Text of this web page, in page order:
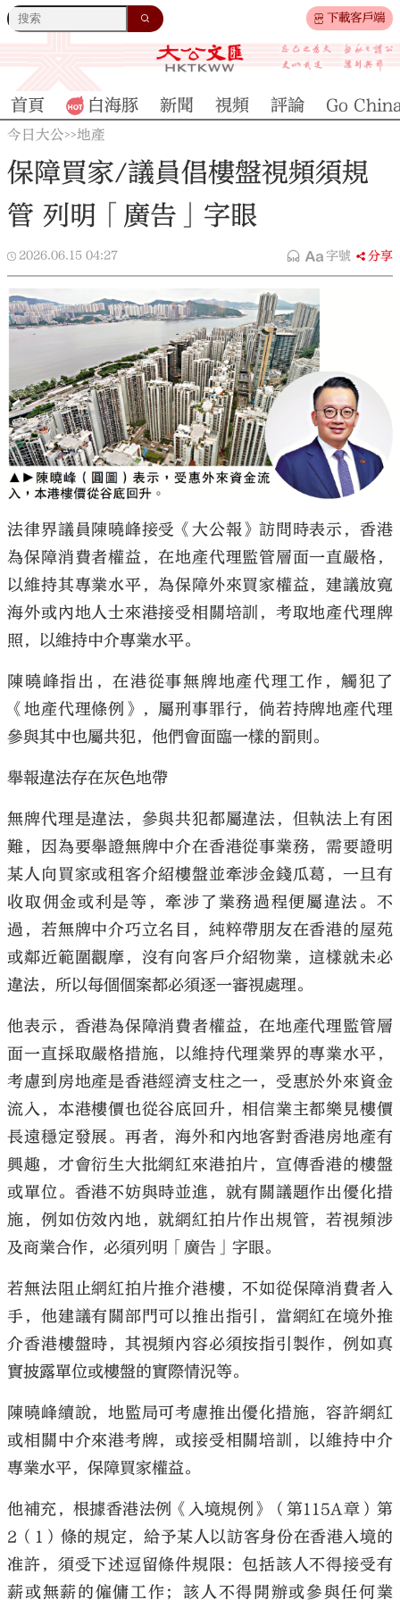
下載客戶端
大公文匯
首頁 白海豚 新聞 視頻 評論 Go
今日大公>>地產
保障買家/議員倡樓盤視頻須規
管 列明「廣告」字眼
2026.06.15 04:27 字號 分享
法律界議員陳曉峰接受《大公報》訪問時表示，香港
為保障消費者權益，在地產代理監管層面一直嚴格，
以維持其專業水平，為保障外來買家權益，建議放寬
海外或內地人士來港接受相關培訓，考取地產代理牌
照，以維持中介專業水平。
陳曉峰指出，在港從事無牌地產代理工作，觸犯了
《地產代理條例》，屬刑事罪行，倘若持牌地產代理
參與其中也屬共犯，他們會面臨一樣的罰則。
舉報違法存在灰色地帶
無牌代理是違法，參與共犯都屬違法，但執法上有困
難，因為要舉證無牌中介在香港從事業務，需要證明
某人向買家或租客介紹樓盤並牽涉金錢瓜葛，一旦有
收取佣金或利是等，牽涉了業務過程便屬違法。不
過，若無牌中介巧立名目，純粹帶朋友在香港的屋苑
或鄰近範圍觀摩，沒有向客戶介紹物業，這樣就未必
違法，所以每個個案都必須逐一審視處理。
他表示，香港為保障消費者權益，在地產代理監管層
面一直採取嚴格措施，以維持代理業界的專業水平，
考慮到房地產是香港經濟支柱之一，受惠於外來資金
流入，本港樓價也從谷底回升，相信業主都樂見樓價
長遠穩定發展。再者，海外和內地客對香港房地產有
興趣，才會衍生大批網紅來港拍片，宣傳香港的樓盤
或單位。香港不妨與時並進，就有關議題作出優化措
施，例如仿效內地，就網紅拍片作出規管，若視頻涉
及商業合作，必須列明「廣告」字眼。
若無法阻止網紅拍片推介港樓，不如從保障消費者入
手，他建議有關部門可以推出指引，當網紅在境外推
介香港樓盤時，其視頻內容必須按指引製作，例如真
實披露單位或樓盤的實際情況等。
陳曉峰續說，地監局可考慮推出優化措施，容許網紅
或相關中介來港考牌，或接受相關培訓，以維持中介
專業水平，保障買家權益。
他補充，根據香港法例《入境規例》（第115A章）第
2（1）條的規定，給予某人以訪客身份在香港入境的
准許，須受下述逗留條件規限：包括該人不得接受有
薪或無薪的僱傭工作；該人不得開辦或參與任何業